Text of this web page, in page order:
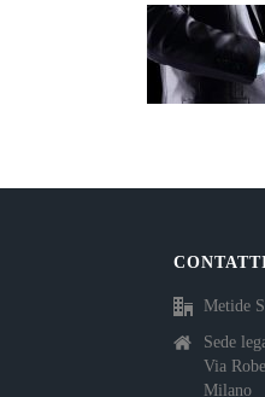
Metide
Sede
Via
Milano